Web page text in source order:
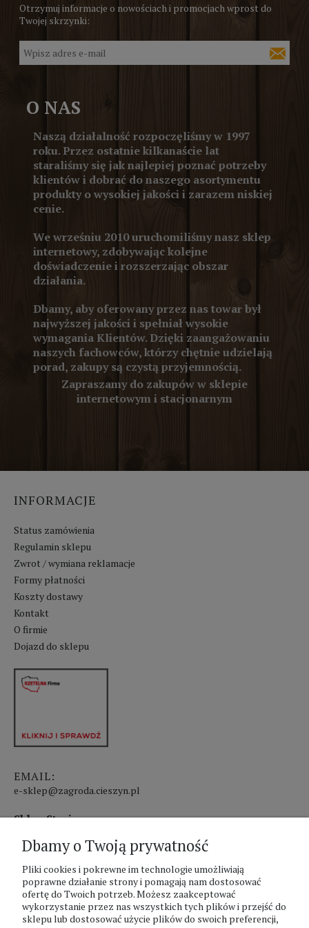
Otrzymuj informacje o nowościach i promocjach wprost do
Twojej skrzynki:
O NAS
Naszą działalność rozpoczęliśmy w 1997
roku. Przez ostatnie kilkanaście lat
staraliśmy się jak najlepiej poznać potrzeby
klientów i dobrać do naszego asortymentu
produkty o wysokiej jakości i zarazem niskiej
cenie.
We wrześniu 2010 uruchomiliśmy nasz sklep
internetowy, zdobywając kolejne
doświadczenie i rozszerzając obszar
działania.
Dbamy, aby oferowany przez nas towar był
najwyższej jakości i spełniał wysokie
wymagania Klientów. Dzięki zaangażowaniu
naszych fachowców, którzy chętnie udzielają
porad, zakupy są czystą przyjemnością.
Zapraszamy do zakupów w sklepie
internetowym i stacjonarnym
INFORMACJE
Status zamówienia
Regulamin sklepu
Zwrot / wymiana reklamacje
Formy płatności
Koszty dostawy
Kontakt
O firmie
Dojazd do sklepu
EMAIL:
e-sklep@zagroda.cieszyn.pl
Sklep Stacjonarny czynny:
pon.-pt. 8:00 - 17:00
sobota 8:00 - 13:00
PHU Zagroda A.Szlaur
ZAGRODA Centrum Ogrodnicze
Dbamy o Twoją prywatność
Pliki cookies i pokrewne im technologie umożliwiają
poprawne działanie strony i pomagają nam dostosować
ofertę do Twoich potrzeb. Możesz zaakceptować
wykorzystanie przez nas wszystkich tych plików i przejść do
sklepu lub dostosować użycie plików do swoich preferencji,